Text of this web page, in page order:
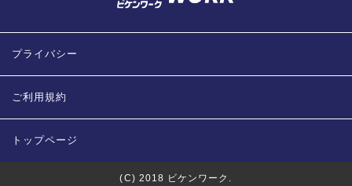
プライバシー
ご利用規約
トップページ
(C) 2018 ビケンワーク.